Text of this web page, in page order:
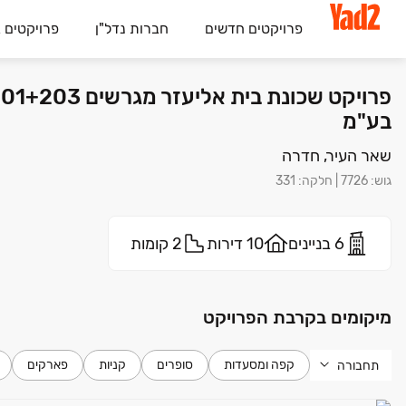
פרויקטים חדשים חברות נדל"ן
בע"מ
שאר העיר, חדרה
גוש:
7726 חלקה:
331
6 בניינים 10 דירות 2 קומות
מיקומים בקרבת הפרויקט
תחבורה קפה ומסעדות סופרים קניות פארקים